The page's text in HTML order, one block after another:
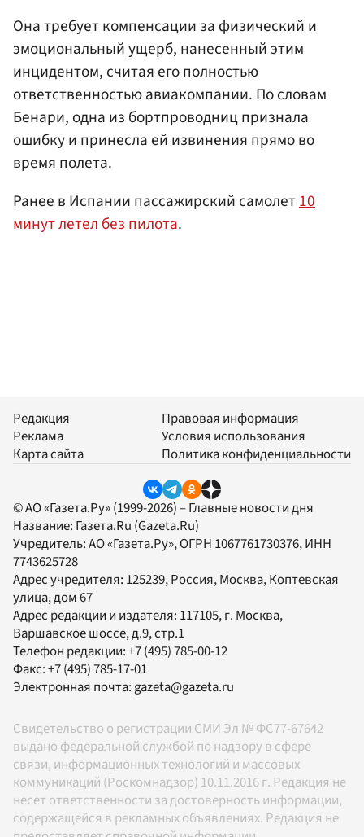
Она требует компенсации за физический и
эмоциональный ущерб, нанесенный этим
инцидентом, считая его полностью
ответственностью авиакомпании. По словам
Бенари, одна из бортпроводниц признала
ошибку и принесла ей извинения прямо во
время полета.
Ранее в Испании пассажирский самолет10
минут летел без пилота.
Редакция
Реклама
Карта сайта
Правовая информация
Условия использования
Политика конфиденциальности
© АО «Газета.Ру» (1999-2026) – Главные новости дня
Название: Газета.Ru (Gazeta.Ru)
Учредитель:АО «Газета.Ру», ОГРН 1067761730376, ИНН
7743625728
Адрес учредителя: 125239, Россия, Москва, Коптевская
улица, дом 67
Адрес редакции и издателя: 117105, г. Москва,
Варшавское шоссе, д.9, стр.1
Телефон редакции:+7 (495) 785-00-12
Факс:+7 (495) 785-17-01
Электронная почта:gazeta@gazeta.ru
Свидетельство о регистрации СМИ Эл № ФС77-67642
выдано федеральной службой по надзору в сфере
связи, информационных технологий и массовых
коммуникаций (Роскомнадзор) 10.11.2016 г. Редакция не
несет ответственности за достоверность информации,
содержащейся в рекламных объявлениях. Редакция не